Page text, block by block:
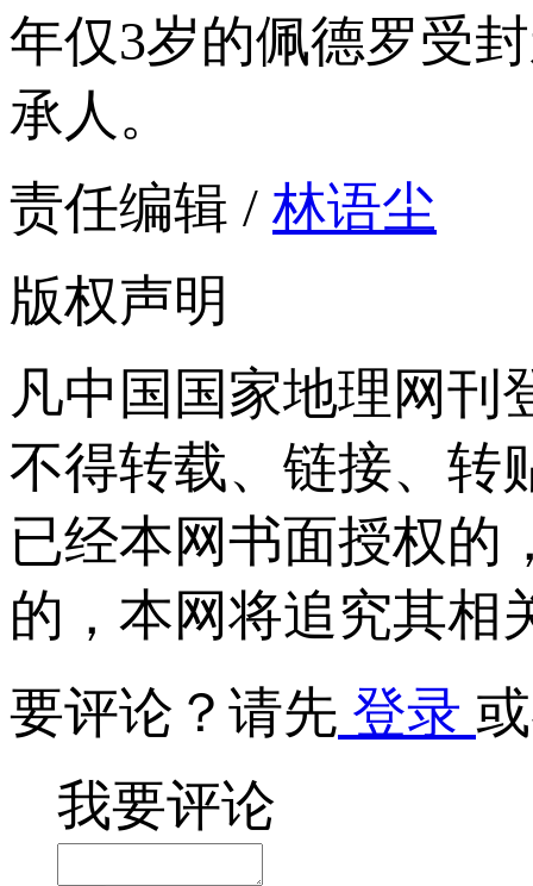
年仅3岁的佩德罗受
承人。
责任编辑 / 林语尘
版权声明
凡中国国家地理网刊
不得转载、链接、转
已经本网书面授权的
的，本网将追究其相
要评论？请先 登录
我要评论